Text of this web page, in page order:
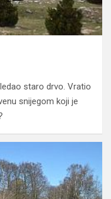
staro drvo. Vratio
snijegom koji je